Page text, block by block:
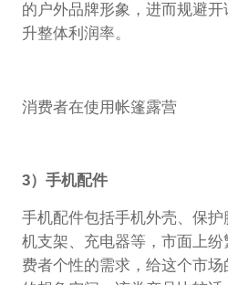
的户外品牌形象，进而规避
升整体利润率。
消费者在使用帐篷露营
3）手机配件
手机配件包括手机外壳、保
机支架、充电器等，市面上
费者个性的需求，给这个市